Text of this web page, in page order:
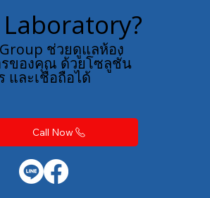
Group ช่วยดูแลห้อง
ของคุณ ด้วยโซลูชั่น
และเชื่อถือได้
Call Now